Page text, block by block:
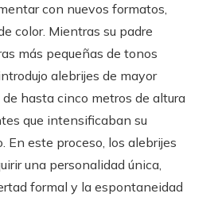
con nuevos formatos,
color. Mientras su padre
más pequeñas de tonos
alebrijes de mayor
hasta cinco metros de altura
que intensificaban su
En este proceso, los alebrijes
una personalidad única,
formal y la espontaneidad